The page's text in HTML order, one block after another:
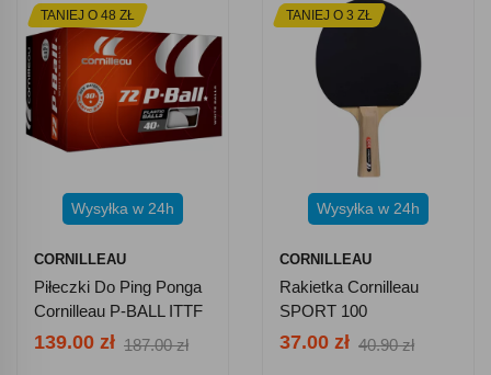
TANIEJ O 48 ZŁ
Wysyłka w 24h
CORNILLEAU
Piłeczki Do Ping Ponga
Cornilleau P-BALL ITTF
- 72 Sztuki, Białe
139.00 zł 187.00 zł
TANIEJ O 3 ZŁ
Wysyłka w 24h
CORNILLEAU
Rakietka Cornilleau
SPORT 100
37.00 zł 40.90 zł